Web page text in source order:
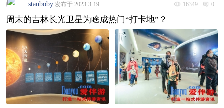
16349 0
stanboby 发布于 2023-3-19
周末的吉林长光卫星为啥成热门“打卡地”？